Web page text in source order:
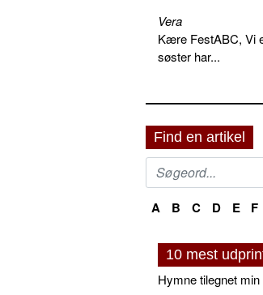
Vera
Kære FestABC, Vi
søster har...
Find en artikel
A B C D E F
10 mest